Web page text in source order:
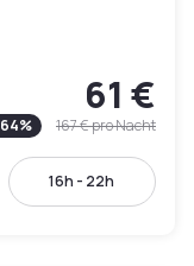
61 €
64% 167 €pro Nacht
16h - 22h